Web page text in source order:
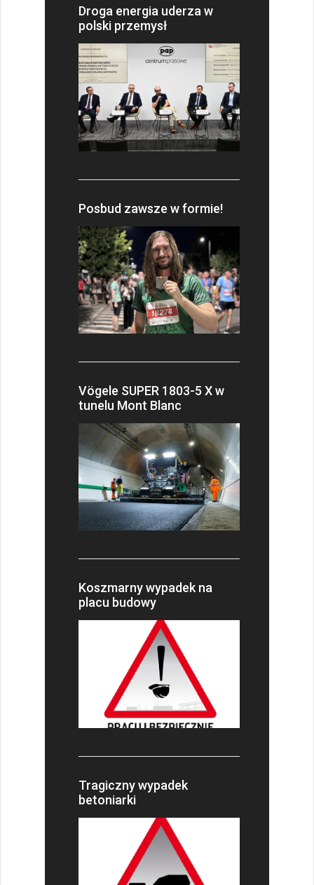
Droga energia uderza w
polski przemysł
Posbud zawsze w formie!
Vögele SUPER 1803-5 X w
tunelu Mont Blanc
Koszmarny wypadek na
placu budowy
Tragiczny wypadek
betoniarki